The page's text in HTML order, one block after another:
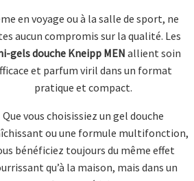
en voyage ou à la salle de sport, ne
aucun compromis sur la qualité. Les
gels douche Kneipp MENallient soin
et parfum viril dans un format
pratique et compact.
Que vous choisissiez un gel douche
ou une formule multifonction,
bénéficiez toujours du même effet
qu’à la maison, mais dans un